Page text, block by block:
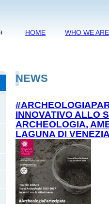
HOME WHO WE ARE
NEWS
INNOVATIVO ALLO
ARCHEOLOGIA,
LAGUNA DI